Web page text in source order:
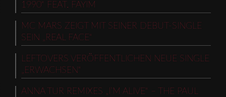
1990“ FEAT. FAYIM
MC MARS ZEIGT MIT SEINER DEBUT-SINGLE
SEIN „REAL FACE“
LEFTOVERS VERÖFFENTLICHEN NEUE SINGLE
„ERWACHSEN“
ANNA TUR REMIXES „I’M ALIVE“ – THE PAUL